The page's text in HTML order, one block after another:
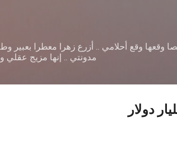
وقعها وقع أحلامي .. أزرع زهرا معطرا
مدونتي .. إنها مزيج